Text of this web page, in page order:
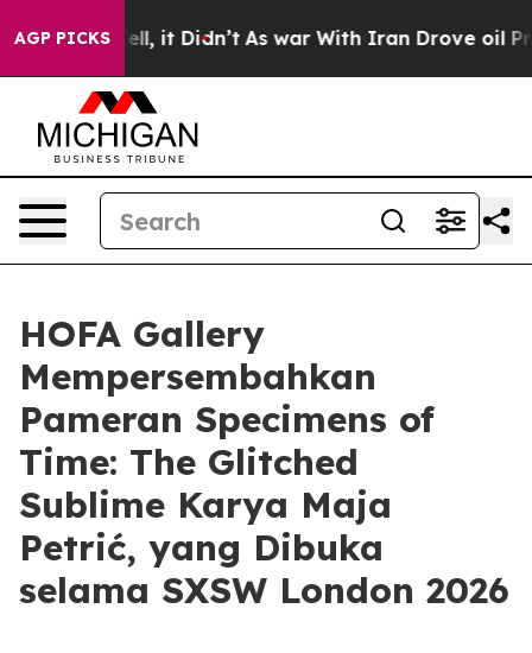
AGP PICKS
40%. Well, it Didn’t As war With Iran Drove oil
HOFA Gallery
Mempersembahkan
Pameran Specimens of
Time: The Glitched
Sublime Karya Maja
Petrić, yang Dibuka
selama SXSW London 2026